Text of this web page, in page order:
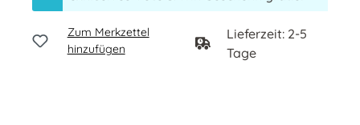
Zum Merkzettel
hinzufügen
Lieferzeit: 2-5
Tage